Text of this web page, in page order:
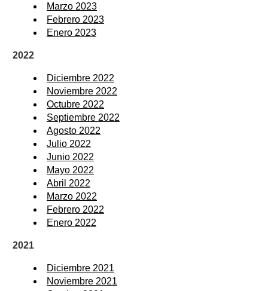
Marzo 2023
Febrero 2023
Enero 2023
2022
Diciembre 2022
Noviembre 2022
Octubre 2022
Septiembre 2022
Agosto 2022
Julio 2022
Junio 2022
Mayo 2022
Abril 2022
Marzo 2022
Febrero 2022
Enero 2022
2021
Diciembre 2021
Noviembre 2021